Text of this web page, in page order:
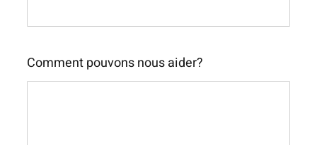
Comment pouvons nous aider?